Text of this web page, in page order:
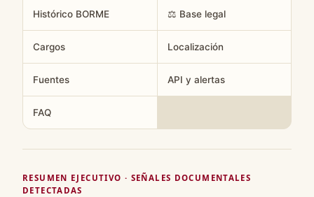
Histórico BORME ⚖️ Base legal
Cargos Localización
Fuentes API y alertas
FAQ
RESUMEN EJECUTIVO · SEÑALES DOCUMENTALES
DETECTADAS